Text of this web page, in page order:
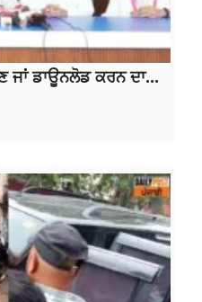
ਜਾਂ ਡਾਊਨਲੋਡ ਕਰਨ ਦਾ...